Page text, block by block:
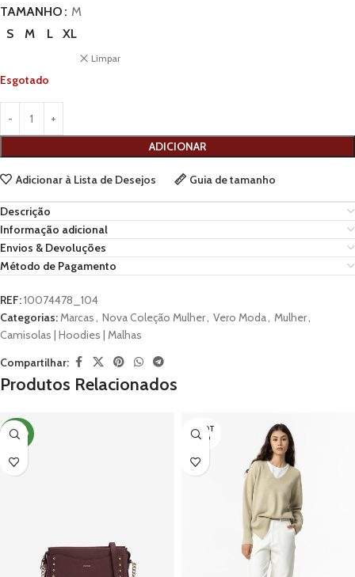
TAMANHO
M
S
M L XL
Limpar
Esgotado
ADICIONAR
Adicionar à Lista de Desejos Guia de tamanho
Descrição
Informação adicional
Envios & Devoluções
Método de Pagamento
REF:10074478_104
Categorias:Marcas, Nova Coleção Mulher, Vero Moda, Mulher,
Camisolas | Hoodies | Malhas
Compartilhar:
Produtos Relacionados
NOVO
ESGOT
ADO